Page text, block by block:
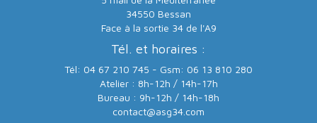
34550 Bessan
Face à la sortie 34 de l'A9
Tél. et horaires :
Tél: 04 67 210 745 - Gsm: 06 13 810 280
Atelier : 8h-12h / 14h-17h
Bureau : 9h-12h / 14h-18h
contact@asg34.com